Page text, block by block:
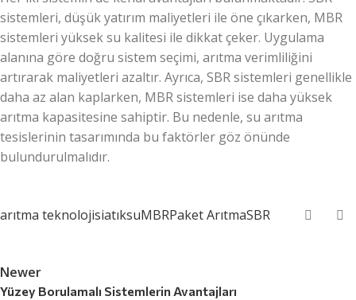
sistemleri, düşük yatırım maliyetleri ile öne çıkarken, MBR
sistemleri yüksek su kalitesi ile dikkat çeker. Uygulama
alanına göre doğru sistem seçimi, arıtma verimliliğini
artırarak maliyetleri azaltır. Ayrıca, SBR sistemleri genellikle
daha az alan kaplarken, MBR sistemleri ise daha yüksek
arıtma kapasitesine sahiptir. Bu nedenle, su arıtma
tesislerinin tasarımında bu faktörler göz önünde
bulundurulmalıdır.
arıtma teknolojisiatıksuMBRPaket ArıtmaSBR
Newer
Yüzey Borulamalı Sistemlerin Avantajları